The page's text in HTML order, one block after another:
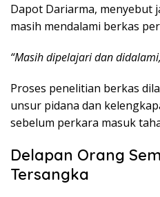
Dapot Dariarma, menyebut
masih mendalami berkas
“Masih dipelajari dan
Proses penelitian berkas
unsur pidana dan
sebelum perkara masuk
Delapan Orang
Tersangka